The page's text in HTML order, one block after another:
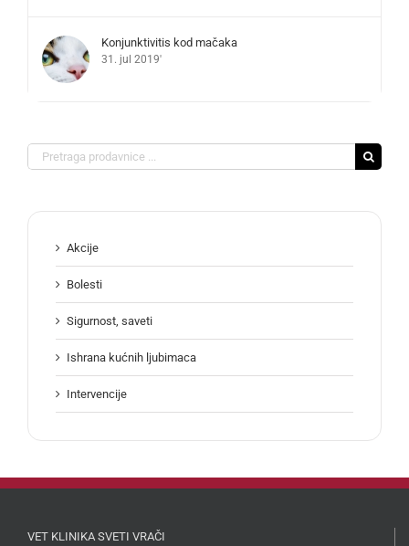
Konjunktivitis kod mačaka
31. jul 2019'
Search
for:
Akcije
Bolesti
Sigurnost, saveti
Ishrana kućnih ljubimaca
Intervencije
VET KLINIKA SVETI VRAČI